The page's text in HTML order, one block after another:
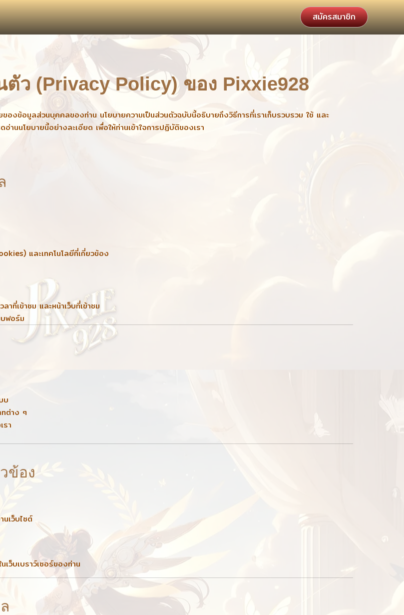
สมัครสมาชิก
ตัว (Privacy Policy) ของ Pixxie928
องข้อมูลส่วนบุคคลของท่าน นโยบายความเป็นส่วนตัวฉบับนี้อธิบายถึงวิธีการที่เราเก็บรวบรวม ใช้ และ
อ่านนโยบายนี้อย่างละเอียด เพื่อให้ท่านเข้าใจการปฏิบัติของเรา
และเทคโนโลยีที่เกี่ยวข้อง
าที่เข้าชม และหน้าเว็บที่เข้าชม
ฟอร์ม
บ
ต่าง ๆ
รา
ข้อง
เว็บไซต์
ว็บเบราว์เซอร์ของท่าน